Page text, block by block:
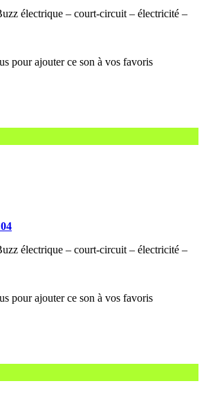
électrique – court-circuit – électricité –
électrique – court-circuit – électricité –